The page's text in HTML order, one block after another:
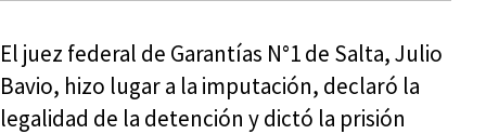
El juez federal de Garantías N°1 de Salta, Julio
Bavio, hizo lugar a la imputación, declaró la
legalidad de la detención y dictó la prisión